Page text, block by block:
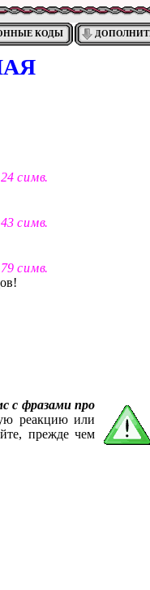
КОДЫ
с и м в.
с и м в.
с и м в.
с фразами про
реакцию или
прежде чем